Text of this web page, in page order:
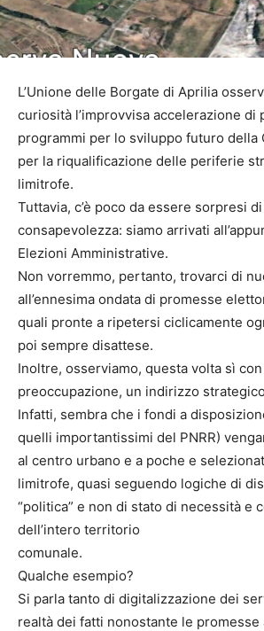
L’Unione delle Borgate di Aprilia
curiosità l’improvvisa accelerazione di
programmi per lo sviluppo futuro della
per la riqualificazione delle periferie
limitrofe.
Tuttavia, c’è poco da essere sorpresi
consapevolezza: siamo arrivati
Elezioni Amministrative.
Non vorremmo, pertanto, trovarci di
all’ennesima ondata di promesse
quali pronte a ripetersi ciclicamente
poi sempre disattese.
Inoltre, osserviamo, questa volta sì
preoccupazione, un indirizzo
Infatti, sembra che i fondi a
quelli importantissimi del PNRR)
al centro urbano e a poche e
limitrofe, quasi seguendo logiche di
“politica” e non di stato di necessità e
dell’intero territorio
comunale.
Qualche esempio?
Si parla tanto di digitalizzazione dei
realtà dei fatti nonostante le promesse